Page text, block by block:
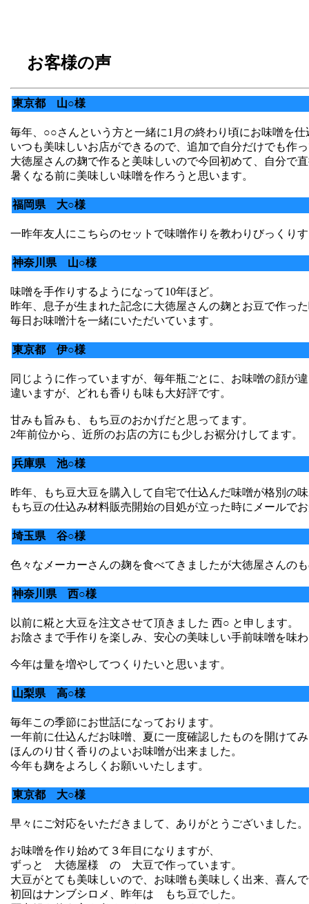
お客様の声
東京都 山○様
毎年、○○さんという方と一緒に1月の終わり頃にお味噌を仕
いつも美味しいお店ができるので、追加で自分だけでも作
大徳屋さんの麹で作ると美味しいので今回初めて、自分で
暑くなる前に美味しい味噌を作ろうと思います。
福岡県 大○様
一昨年友人にこちらのセットで味噌作りを教わりびっくり
神奈川県 山○様
味噌を手作りするようになって10年ほど。
昨年、息子が生まれた記念に大徳屋さんの麹とお豆で作っ
毎日お味噌汁を一緒にいただいています。
東京都 伊○様
同じように作っていますが、毎年瓶ごとに、お味噌の顔が
違いますが、どれも香りも味も大好評です。
甘みも旨みも、もち豆のおかげだと思ってます。
2年前位から、近所のお店の方にも少しお裾分けしてます。
兵庫県 池○様
昨年、もち豆大豆を購入して自宅で仕込んだ味噌が格別の
もち豆の仕込み材料販売開始の目処が立った時にメールで
埼玉県 谷○様
色々なメーカーさんの麹を食べてきましたが大徳屋さんの
神奈川県 西○様
以前に糀と大豆を注文させて頂きました 西○ と申します。
お陰さまで手作りを楽しみ、安心の美味しい手前味噌を味
今年は量を増やしてつくりたいと思います。
山梨県 高○様
毎年この季節にお世話になっております。
一年前に仕込んだお味噌、夏に一度確認したものを開けて
ほんのり甘く香りのよいお味噌が出来ました。
今年も麹をよろしくお願いいたします。
東京都 大○様
早々にご対応をいただきまして、ありがとうございました。
お味噌を作り始めて３年目になりますが、
ずっと 大徳屋様 の 大豆で作っています。
大豆がとても美味しいので、お味噌も美味しく出来、喜ん
初回はナンブシロメ、昨年は もち豆でした。